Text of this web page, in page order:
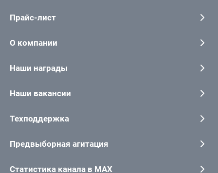
Прайс-лист
О компании
Наши награды
Наши вакансии
Техподдержка
Предвыборная агитация
Статистика канала в MAX